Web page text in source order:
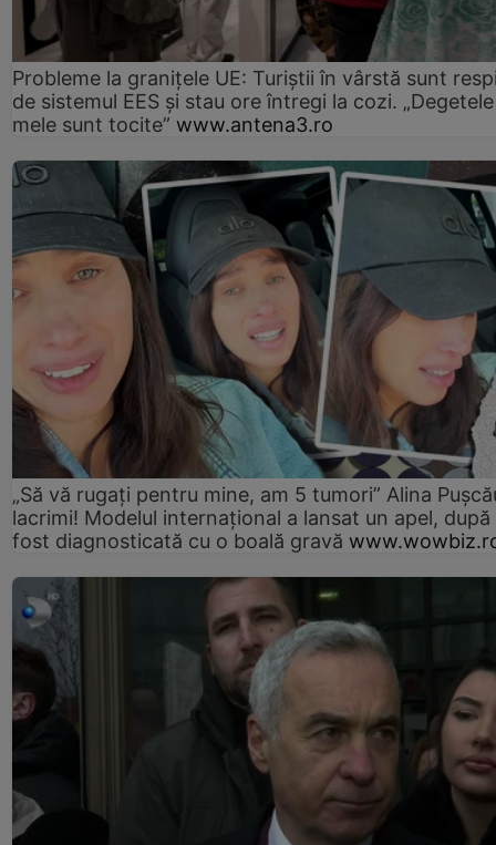
Probleme la granițele UE: Turiștii în vârstă sunt
de sistemul EES și stau ore întregi la cozi. „Degetele
mele sunt tocite” www.antena3.ro
„Să vă rugați pentru mine, am 5 tumori” Alina
lacrimi! Modelul internațional a lansat un apel, după
fost diagnosticată cu o boală gravă